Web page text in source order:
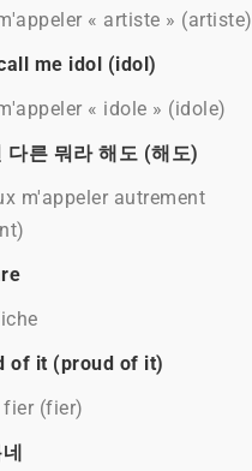
« artiste » (artiste)
me idol (idol)
« idole » (idole)
다른 뭐라 해도 (해도)
m'appeler autrement
of it (proud of it)
(fier)